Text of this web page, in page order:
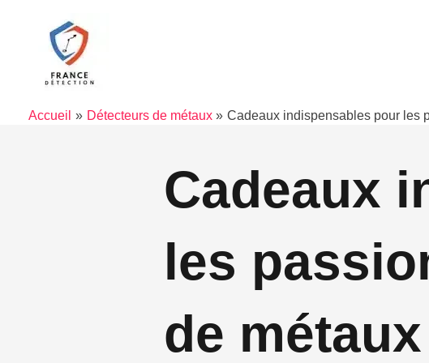
Accueil Détecteurs de métaux Cadeaux indispensables pour les
Cadeaux
les
de